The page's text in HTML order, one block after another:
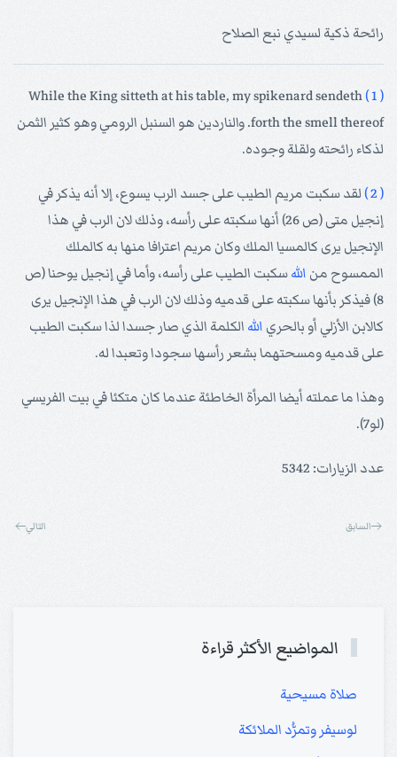
رائحة ذكية لسيدي نبع الصلاح
( 1 )
While the King sitteth at his table, my spikenard sendeth
forth the smell thereof. والناردين هو السنبل الرومي وهو كثير الثمن
لذكاء رائحته ولقلة وجوده.
( 2 )
لقد سكبت مريم الطيب على جسد الرب يسوع، إلا أنه يذكر في
إنجيل متى (ص 26) أنها سكبته على رأسه، وذلك لان الرب في هذا
الإنجيل يرى كالمسيا الملك وكان مريم اعترافا منها به كالملك
الممسوح من اللهسكبت الطيب على رأسه، وأما في إنجيل يوحنا (ص
8) فيذكر بأنها سكبته على قدميه وذلك لان الرب في هذا الإنجيل يرى
كالابن الأزلي أو بالحري الله الكلمة الذي صار جسدا لذا سكبت الطيب
على قدميه ومسحتهما بشعر رأسها سجودا وتعبدا له.
وهذا ما عملته أيضا المرأة الخاطئة عندما كان متكئا في بيت الفريسي
(لو7).
عدد الزيارات: 5342
السابق التالي
المواضيع الأكثر قراءة
صلاة مسيحية
لوسيفر وتمرُّد الملائكة